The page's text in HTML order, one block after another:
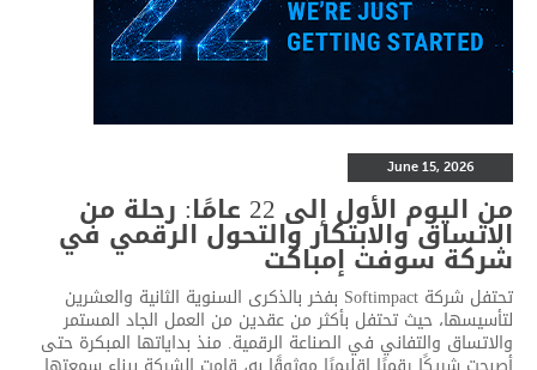
June 15, 2026
من اليوم الأول إلى 22 عامًا: رحلة من
الاتساق والابتكار والتحول الرقمي في
شركة سوفت إمباكت
تحتفل شركة Softimpact بفخر بالذكرى السنوية الثانية والعشرين
لتأسيسها، حيث تحتفل بأكثر من عقدين من العمل الجاد المستمر
والاتساق والتفاني في الصناعة الرقمية. منذ بداياتها المبكرة حتى